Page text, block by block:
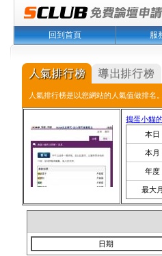
回到首頁 服
人氣排行榜是以您網站的人氣值做排名。
搗蛋小貓
本日
本月
年度
最大
日期